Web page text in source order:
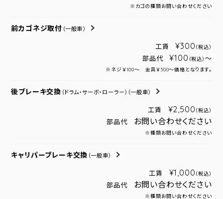
※カゴの種類お問い合わせください
前カゴネジ取付 （一般車）
工賃 ¥300 （税込）
部品代 ¥100 （税込） ～
※ネジ￥100～ 金具￥300～価格となります。
後ブレーキ交換 （ドラム・サーボ・ローラー） （一般車）
工賃 ¥2,500 （税込）
部品代 お問い合わせください
※種類お問い合わせください
キャリパーブレーキ交換 （一般車）
工賃 ¥1,000 （税込）
部品代 お問い合わせください
※種類お問い合わせください